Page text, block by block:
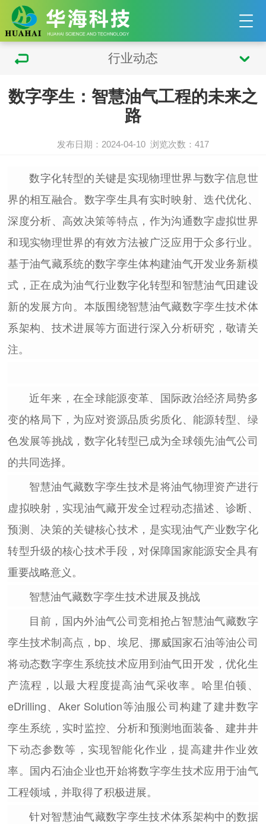
行业动态
数字孪生：智慧油气工程的未来之
路
发布日期：2024-04-10 浏览次数：417
数字化转型的关键是实现物理世界与数字信息世
界的相互融合。数字孪生具有实时映射、迭代优化、
深度分析、高效决策等特点，作为沟通数字虚拟世界
和现实物理世界的有效方法被广泛应用于众多行业。
基于油气藏系统的数字孪生体构建油气开发业务新模
式，正在成为油气行业数字化转型和智慧油气田建设
新的发展方向。本版围绕智慧油气藏数字孪生技术体
系架构、技术进展等方面进行深入分析研究，敬请关
注。
近年来，在全球能源变革、国际政治经济局势多
变的格局下，为应对资源品质劣质化、能源转型、绿
色发展等挑战，数字化转型已成为全球领先油气公司
的共同选择。
智慧油气藏数字孪生技术是将油气物理资产进行
虚拟映射，实现油气藏开发全过程动态描述、诊断、
预测、决策的关键核心技术，是实现油气产业数字化
转型升级的核心技术手段，对保障国家能源安全具有
重要战略意义。
智慧油气藏数字孪生技术进展及挑战
目前，国内外油气公司竞相抢占智慧油气藏数字
孪生技术制高点，bp、埃尼、挪威国家石油等油公司
将动态数字孪生系统技术应用到油气田开发，优化生
产流程，以最大程度提高油气采收率。哈里伯顿、
eDrilling、Aker Solution等油服公司构建了建井数字
孪生系统，实时监控、分析和预测地面装备、建井井
下动态参数等，实现智能化作业，提高建井作业效
率。国内石油企业也开始将数字孪生技术应用于油气
工程领域，并取得了积极进展。
针对智慧油气藏数字孪生技术体系架构中的数据